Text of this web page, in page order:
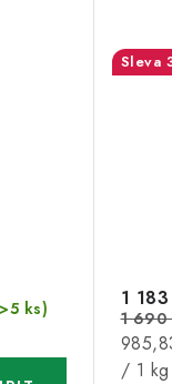
ks) 1
1 690
Měrná
cena:
/ 1 kg